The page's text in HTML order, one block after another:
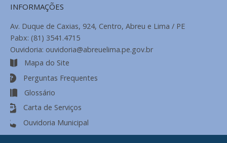
INFORMAÇÕES
Av. Duque de Caxias, 924, Centro, Abreu e Lima / PE
Pabx: (81) 3541.4715
Ouvidoria: ouvidoria@abreuelima.pe.gov.br
Mapa do Site
Perguntas Frequentes
Glossário
Carta de Serviços
Ouvidoria Municipal